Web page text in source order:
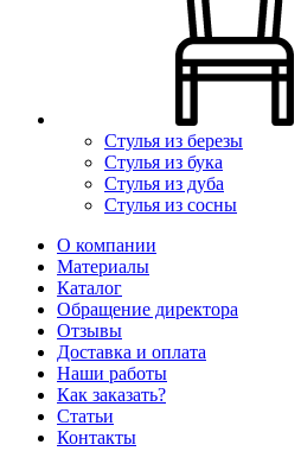
Стулья из березы
Стулья из бука
Стулья из дуба
Стулья из сосны
О компании
Материалы
Каталог
Обращение директора
Отзывы
Доставка и оплата
Наши работы
Как заказать?
Статьи
Контакты